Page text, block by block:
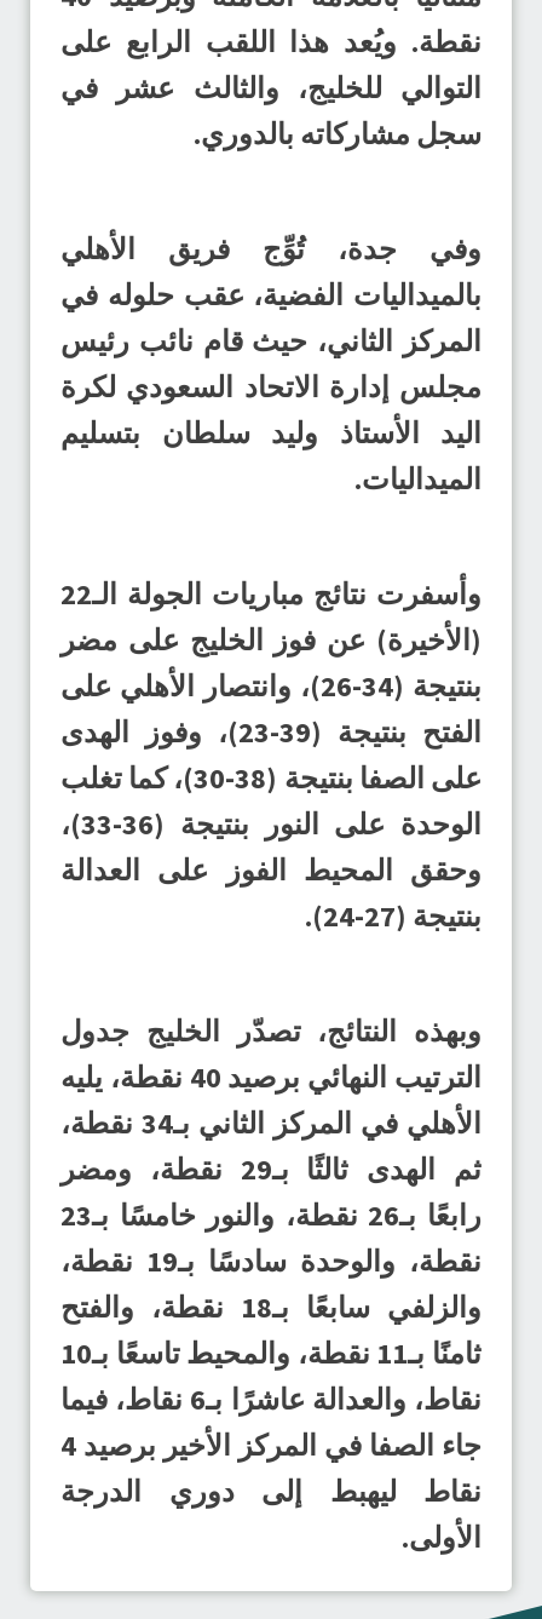
نقطة. ويُعد هذا اللقب الرابع على
التوالي للخليج، والثالث عشر في
سجل مشاركاته بالدوري.
وفي جدة، تُوِّج فريق الأهلي
بالميداليات الفضية، عقب حلوله في
المركز الثاني، حيث قام نائب رئيس
مجلس إدارة الاتحاد السعودي لكرة
اليد الأستاذ وليد سلطان بتسليم
الميداليات.
وأسفرت نتائج مباريات الجولة الـ22
(الأخيرة) عن فوز الخليج على مضر
بنتيجة (34-26)، وانتصار الأهلي على
الفتح بنتيجة (39-23)، وفوز الهدى
على الصفا بنتيجة (38-30)، كما تغلب
الوحدة على النور بنتيجة (36-33)،
وحقق المحيط الفوز على العدالة
بنتيجة (27-24).
وبهذه النتائج، تصدّر الخليج جدول
الترتيب النهائي برصيد 40 نقطة، يليه
الأهلي في المركز الثاني بـ34 نقطة،
ثم الهدى ثالثًا بـ29 نقطة، ومضر
رابعًا بـ26 نقطة، والنور خامسًا بـ23
نقطة، والوحدة سادسًا بـ19 نقطة،
والزلفي سابعًا بـ18 نقطة، والفتح
ثامنًا بـ11 نقطة، والمحيط تاسعًا بـ10
نقاط، والعدالة عاشرًا بـ6 نقاط، فيما
جاء الصفا في المركز الأخير برصيد 4
نقاط ليهبط إلى دوري الدرجة
الأولى.